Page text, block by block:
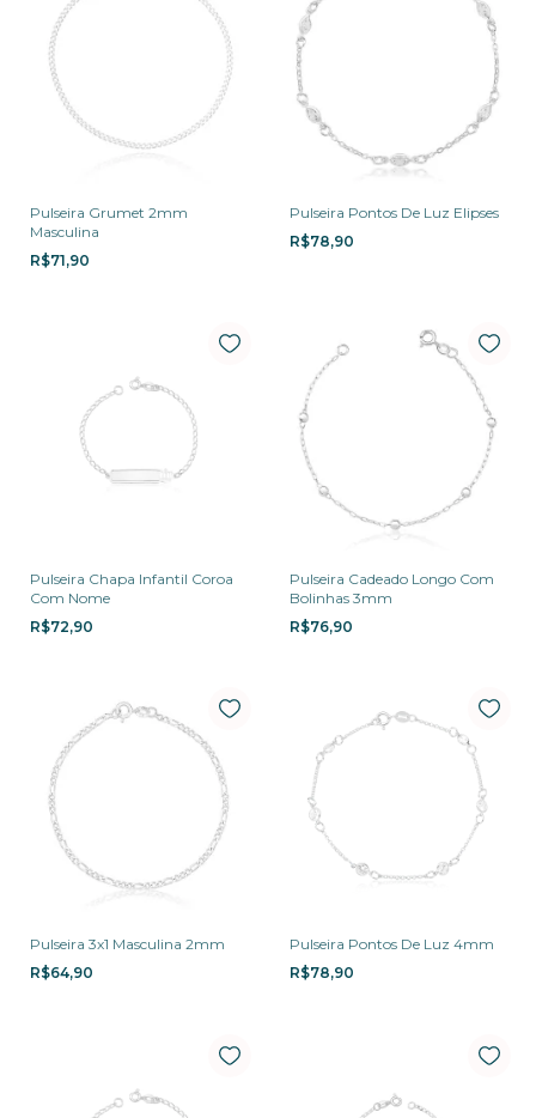
Pulseira Grumet 2mm
Masculina
R$71,90
Pulseira Pontos De Luz Elipses
R$78,90
Pulseira Chapa Infantil Coroa
Com Nome
R$72,90
Pulseira Cadeado Longo Com
Bolinhas 3mm
R$76,90
Pulseira 3x1 Masculina 2mm
R$64,90
Pulseira Pontos De Luz 4mm
R$78,90